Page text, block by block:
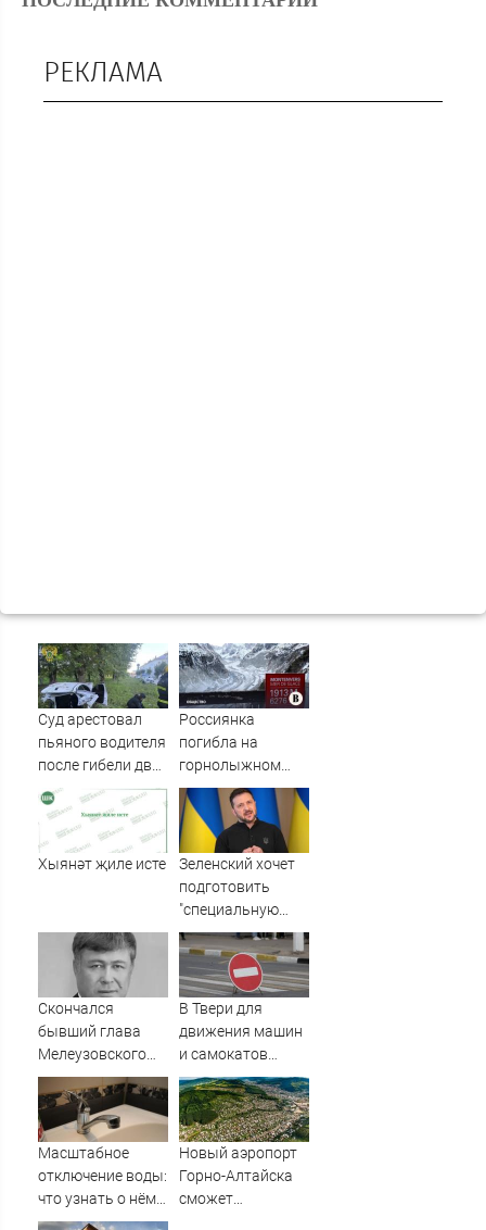
РЕКЛАМА
Суд арестовал
пьяного водителя
после гибели двух
пассажиров в
Башкирии
Россиянка
погибла на
горнолыжном
курорте во
Франции
Хыянәт җиле исте
Зеленский хочет
подготовить
"специальную
санкционную
операцию" против
России - Новости
на Вести.ru
Скончался
бывший глава
Мелеузовского
района Башкирии
Малик Вахитов
В Твери для
движения машин
и самокатов
закрывают 3
улицы
Масштабное
отключение воды:
что узнать о нём
воронежцам
Новый аэропорт
Горно-Алтайска
сможет